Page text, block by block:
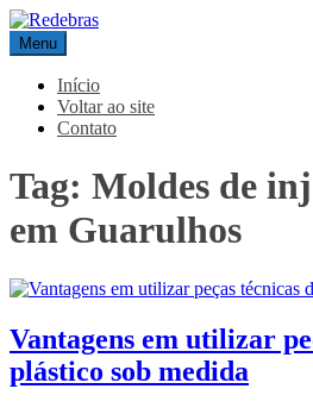
Pular
para
o
conteúdo
Redebras
Menu
Início
Voltar ao site
Contato
Tag: Moldes de
em Guarulhos
Vantagens em utilizar
plástico sob medida